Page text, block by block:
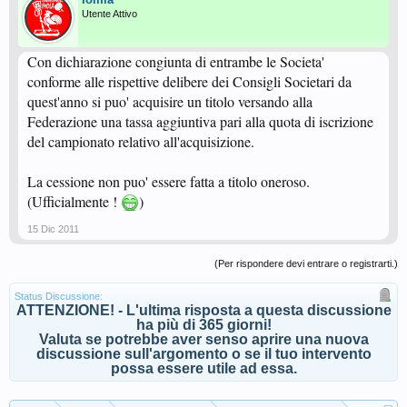
Utente Attivo
Con dichiarazione congiunta di entrambe le Societa'
conforme alle rispettive delibere dei Consigli Societari da
quest'anno si puo' acquisire un titolo versando alla
Federazione una tassa aggiuntiva pari alla quota di iscrizione
del campionato relativo all'acquisizione.
La cessione non puo' essere fatta a titolo oneroso.
(Ufficialmente !
)
15 Dic 2011
(Per rispondere devi entrare o registrarti.)
Status Discussione:
ATTENZIONE! - L'ultima risposta a questa discussione
ha più di 365 giorni!
Valuta se potrebbe aver senso aprire una nuova
discussione sull'argomento o se il tuo intervento
possa essere utile ad essa.